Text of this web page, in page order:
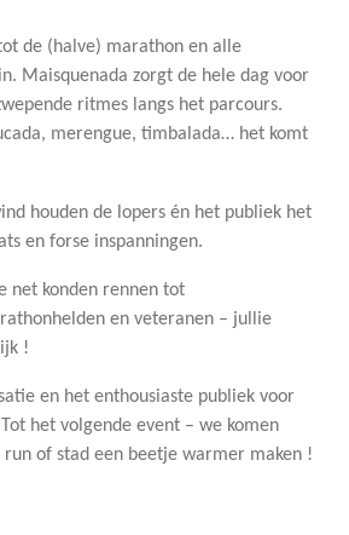
de (halve) marathon en alle
Maisquenada zorgt de hele dag voor
ritmes langs het parcours.
merengue, timbalada… het komt
houden de lopers én het publiek het
en forse inspanningen.
net konden rennen tot
en veteranen – jullie
!
en het enthousiaste publiek voor
het volgende event – we komen
of stad een beetje warmer maken !